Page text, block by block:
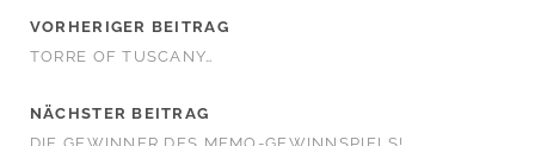
VORHERIGER BEITRAG
TORRE OF TUSCANY…
NÄCHSTER BEITRAG